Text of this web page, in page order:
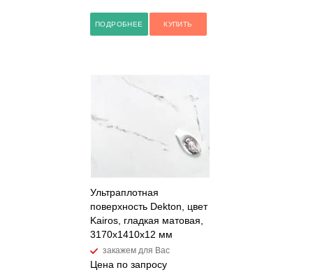
ПОДРОБНЕЕ КУПИТЬ
Ультраплотная
поверхность Dekton, цвет
Kairos, гладкая матовая,
3170x1410x12 мм
закажем для Вас
Цена по запросу